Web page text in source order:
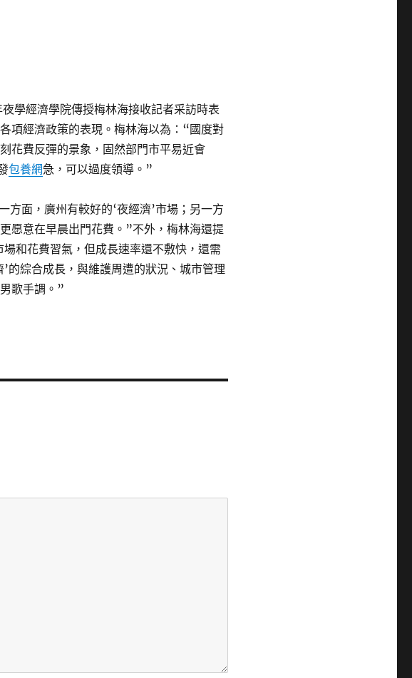
學經濟學院傳授梅林海接收記者采訪時表
項經濟政策的表現。梅林海以為：“國度對
花費反彈的景象，固然部門市平易近會
包養網急，可以過度領導。”
面，廣州有較好的‘夜經濟’市場；另一方
愿意在早晨出門花費。”不外，梅林海還提
和花費習氣，但成長速率還不敷快，還需
的綜合成長，與維護周遭的狀況、城市管理
歌手調。”